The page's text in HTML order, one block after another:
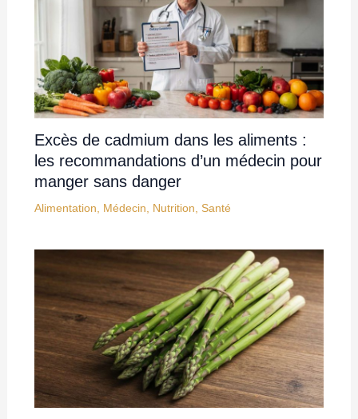
Excès de cadmium dans les aliments :
les recommandations d’un médecin pour
manger sans danger
Alimentation Médecin Nutrition Santé